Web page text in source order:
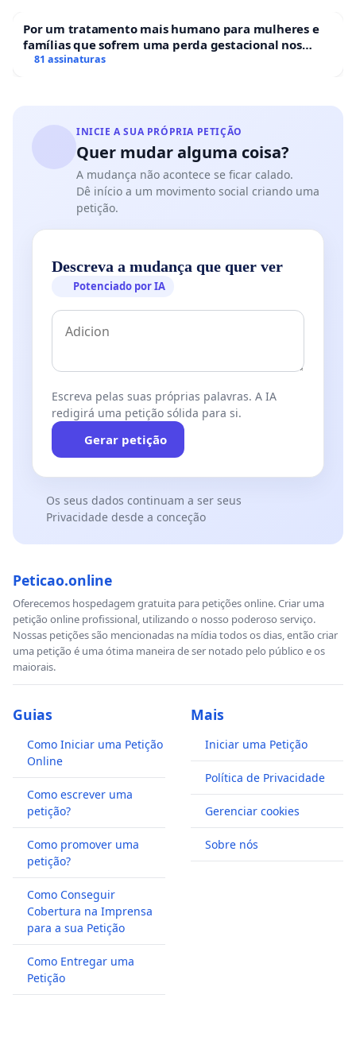
Por um tratamento mais humano para mulheres e
famílias que sofrem uma perda gestacional nos
hospitais portugueses
81 assinaturas
INICIE A SUA PRÓPRIA PETIÇÃO
Quer mudar alguma coisa?
A mudança não acontece se ficar calado.
Dê início a um movimento social criando uma
petição.
Descreva a mudança que quer ver
Potenciado por IA
Escreva pelas suas próprias palavras. A IA
redigirá uma petição sólida para si.
Gerar petição
Os seus dados continuam a ser seus
Privacidade desde a conceção
Peticao.online
Oferecemos hospedagem gratuita para petições online. Criar uma
petição online profissional, utilizando o nosso poderoso serviço.
Nossas petições são mencionadas na mídia todos os dias, então criar
uma petição é uma ótima maneira de ser notado pelo público e os
maiorais.
Guias
Como Iniciar uma Petição
Online
Como escrever uma
petição?
Como promover uma
petição?
Como Conseguir
Cobertura na Imprensa
para a sua Petição
Como Entregar uma
Petição
Mais
Iniciar uma Petição
Política de Privacidade
Gerenciar cookies
Sobre nós